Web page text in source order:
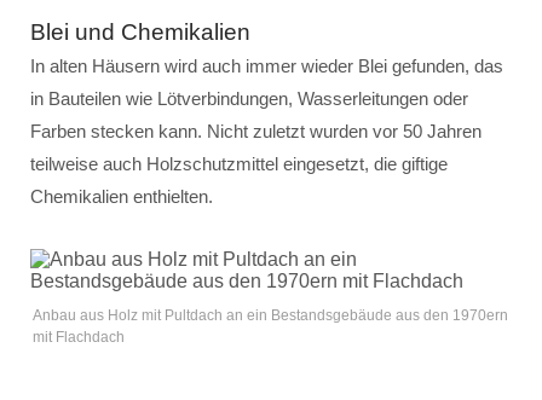
Blei und Chemikalien
In alten Häusern wird auch immer wieder Blei gefunden, das
in Bauteilen wie Lötverbindungen, Wasserleitungen oder
Farben stecken kann. Nicht zuletzt wurden vor 50 Jahren
teilweise auch Holzschutzmittel eingesetzt, die giftige
Chemikalien enthielten.
Anbau aus Holz mit Pultdach an ein Bestandsgebäude aus den 1970ern
mit Flachdach